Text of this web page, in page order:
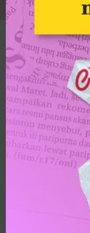
Toulouse
9
ANV-
au